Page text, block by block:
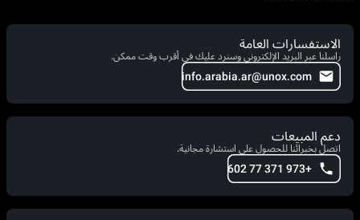
الاستفسارات العامة
راسلنا عبر البريد الإلكتروني وسنرد عليك في أقرب وقت ممكن.
info.arabia.ar@unox.com
دعم المبيعات
اتصل بخبرائنا للحصول على استشارة مجانية.
+973 371 77 602